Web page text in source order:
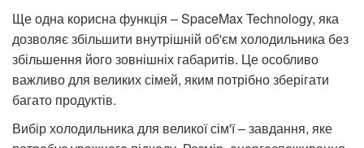
Ще одна корисна функція – SpaceMax Technology, яка
дозволяє збільшити внутрішній об'єм холодильника без
збільшення його зовнішніх габаритів. Це особливо
важливо для великих сімей, яким потрібно зберігати
багато продуктів.
Вибір холодильника для великої сім'ї – завдання, яке